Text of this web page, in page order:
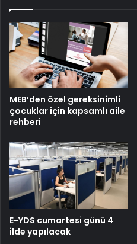
MEB’den özel gereksinimli
çocuklar için kapsamlı aile
rehberi
E-YDS cumartesi günü 4
ilde yapılacak